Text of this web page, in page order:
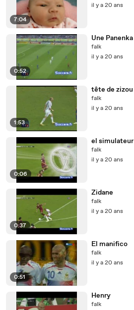
7:04
il y a 20 ans
0:52
Une Panenka
falk
il y a 20 ans
1:53
tête de zizou
falk
il y a 20 ans
0:06
el simulateur
falk
il y a 20 ans
0:37
Zidane
falk
il y a 20 ans
0:51
El manifico
falk
il y a 20 ans
Henry
falk